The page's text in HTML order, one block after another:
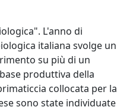
L'anno di
italiana svolge un
su più di un
produttiva della
collocata per la
sono state individuate